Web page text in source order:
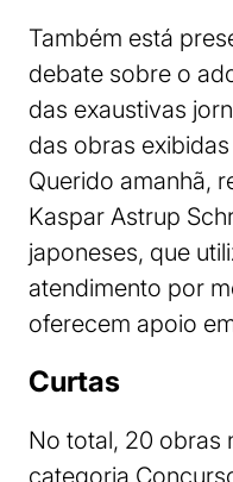
Também está
debate sobre o
das exaustivas
das obras
Querido amanhã,
Kaspar Astrup
japoneses, que
atendimento por
oferecem apoio
Curtas
No total, 20 obras
categoria